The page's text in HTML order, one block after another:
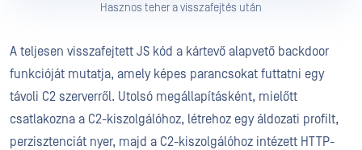
Hasznos teher a visszafejtés után
A teljesen visszafejtett JS kód a kártevő alapvető backdoor
funkcióját mutatja, amely képes parancsokat futtatni egy
távoli C2 szerverről. Utolsó megállapításként, mielőtt
csatlakozna a C2-kiszolgálóhoz, létrehoz egy áldozati profilt,
perzisztenciát nyer, majd a C2-kiszolgálóhoz intézett HTTP-